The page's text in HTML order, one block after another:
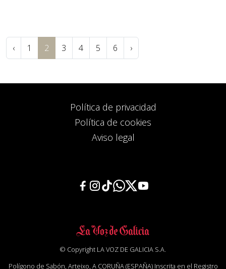
‹ 1 2 3 4 5 6 ›
Política de privacidad
Política de cookies
Aviso legal
© Copyright LA VOZ DE GALICIA S.A.
Polígono de Sabón, Arteixo, A CORUÑA (ESPAÑA) Inscrita en el Registro